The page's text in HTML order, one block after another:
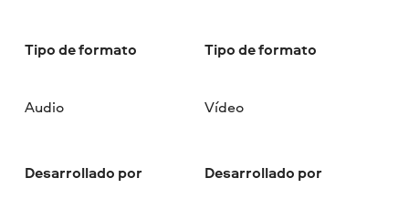
Tipo de formato
Audio
Desarrollado por
Tipo de formato
Vídeo
Desarrollado por